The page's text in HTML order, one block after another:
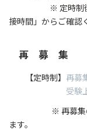
※ 定時制後期選
接時間」からご確認
再 募 集
【定時制】 再募
受験
※ 再募集の受験
ます。